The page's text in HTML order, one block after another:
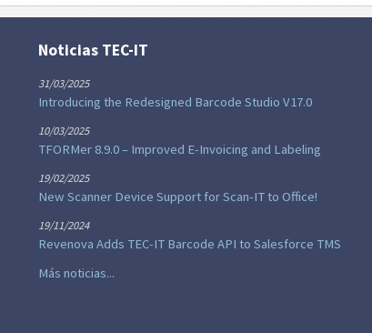
Noticias TEC-IT
31/03/2025
Introducing the Redesigned Barcode Studio V17.0
10/03/2025
TFORMer 8.9.0 – Improved E-Invoicing and Labeling
19/02/2025
New Scanner Device Support for Scan-IT to Office!
19/11/2024
Revenova Adds TEC-IT Barcode API to Salesforce TMS
Más noticias...